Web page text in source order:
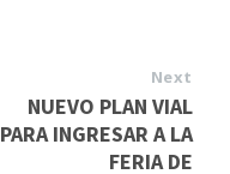
Next
NUEVO PLAN VIAL
PARA INGRESAR A LA
FERIA DE